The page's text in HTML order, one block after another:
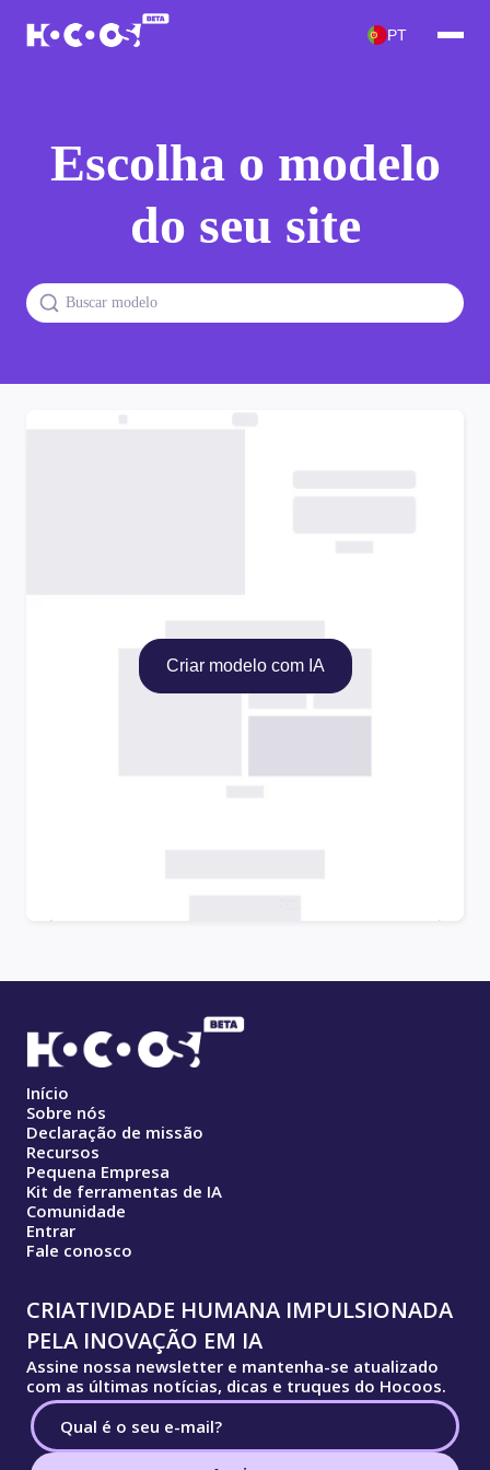
PT
Escolha o modelo
do seu site
Criar modelo com IA
Início
Sobre nós
Declaração de missão
Recursos
Pequena Empresa
Kit de ferramentas de IA
Comunidade
Entrar
Fale conosco
CRIATIVIDADE HUMANA IMPULSIONADA
PELA INOVAÇÃO EM IA
Assine nossa newsletter e mantenha-se atualizado
com as últimas notícias, dicas e truques do Hocoos.